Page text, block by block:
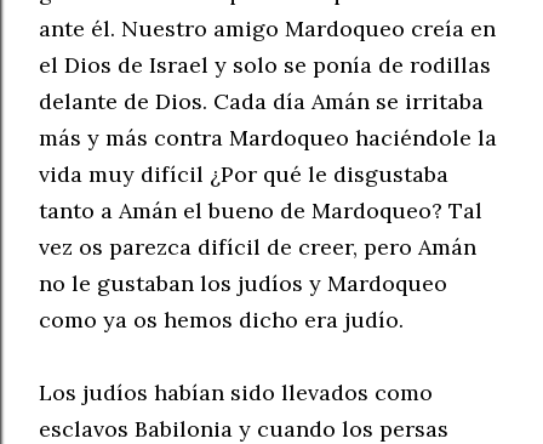
ante él. Nuestro amigo Mardoqueo creía en
el Dios de Israel y solo se ponía de rodillas
delante de Dios. Cada día Amán se irritaba
más y más contra Mardoqueo haciéndole la
vida muy difícil ¿Por qué le disgustaba
tanto a Amán el bueno de Mardoqueo? Tal
vez os parezca difícil de creer, pero Amán
no le gustaban los judíos y Mardoqueo
como ya os hemos dicho era judío.
Los judíos habían sido llevados como
esclavos Babilonia y cuando los persas